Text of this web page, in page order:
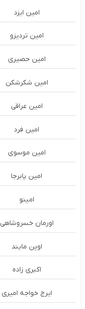
امین ایزد
امین تردیزو
امین حصیری
امین شکرشکن
امین عراقی
امین فرد
امین موسوی
امین پابرجا
امینو
اورمان خسروشاهی
اوپن مایند
اکبری زاده
ایرج خواجه امیری